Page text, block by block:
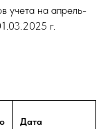
учета на апрель-
г.
Дата